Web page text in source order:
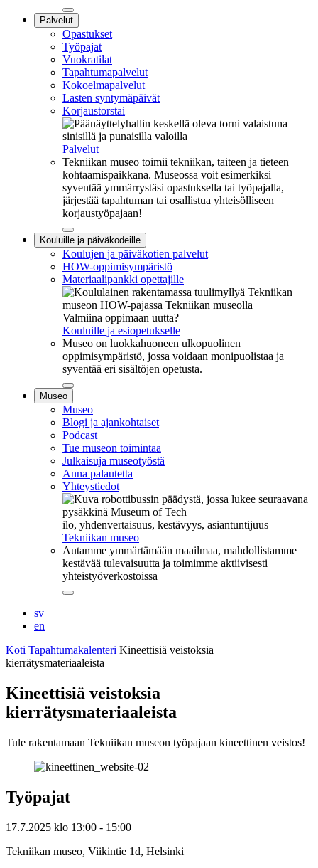
Sulje
alavalikko
Palvelut
Opastukset
Työpajat
Vuokratilat
Tapahtumapalvelut
Kokoelmapalvelut
Lasten syntymäpäivät
Korjaustorstai
Palvelut
Tekniikan museo toimii tekniikan, taiteen ja tieteen
kohtaamispaikkana. Museossa voit esimerkiksi
syventää ymmärrystäsi opastuksella tai työpajalla,
järjestää tapahtuman tai osallistua yhteisölliseen
korjaustyöpajaan!
Sulje
alavalikko
Kouluille ja päiväkodeille
Koulujen ja päiväkotien palvelut
HOW-oppimisympäristö
Materiaalipankki opettajille
Valmiina oppimaan uutta?
Kouluille ja esiopetukselle
Museo on luokkahuoneen ulkopuolinen
oppimisympäristö, jossa voidaan monipuolistaa ja
syventää eri sisältöjen opetusta.
Sulje
alavalikko
Museo
Museo
Blogi ja ajankohtaiset
Podcast
Tue museon toimintaa
Julkaisuja museotyöstä
Anna palautetta
Yhteystiedot
ilo, yhdenvertaisuus, kestävyys, asiantuntijuus
Tekniikan museo
Autamme ymmärtämään maailmaa, mahdollistamme
kestävää tulevaisuutta ja toimimme aktiivisesti
yhteistyöverkostoissa
Sulje
sv
en
Koti Tapahtumakalenteri Kineettisiä veistoksia
kierrätysmateriaaleista
Kineettisiä veistoksia
kierrätysmateriaaleista
Tule rakentamaan Tekniikan museon työpajaan kineettinen veistos!
Työpajat
17.7.2025 klo 13:00 - 15:00
Tekniikan museo, Viikintie 1d, Helsinki